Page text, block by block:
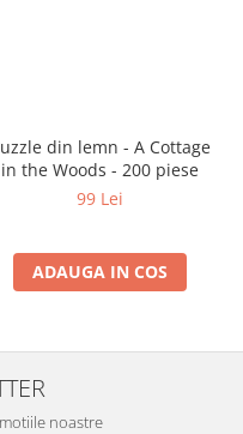
din lemn - A Cottage
in the Woods - 200 piese
99 Lei
ADAUGA IN COS
noastre